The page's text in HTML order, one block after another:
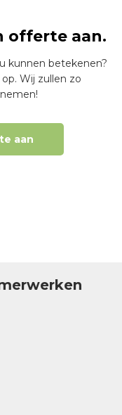
offerte aan.
kunnen betekenen?
Wij zullen zo
aan